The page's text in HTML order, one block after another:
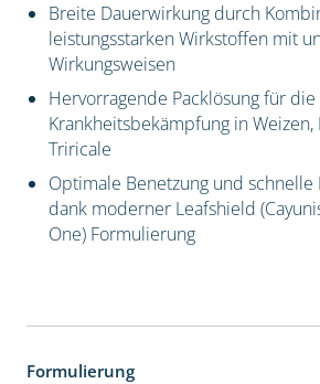
Breite Dauerwirkung durch
leistungsstarken Wirkstoffen mit
Wirkungsweisen
Hervorragende Packlösung für
Krankheitsbekämpfung in Weizen,
Triricale
Optimale Benetzung und schnelle
dank moderner Leafshield
One) Formulierung
Formulierung